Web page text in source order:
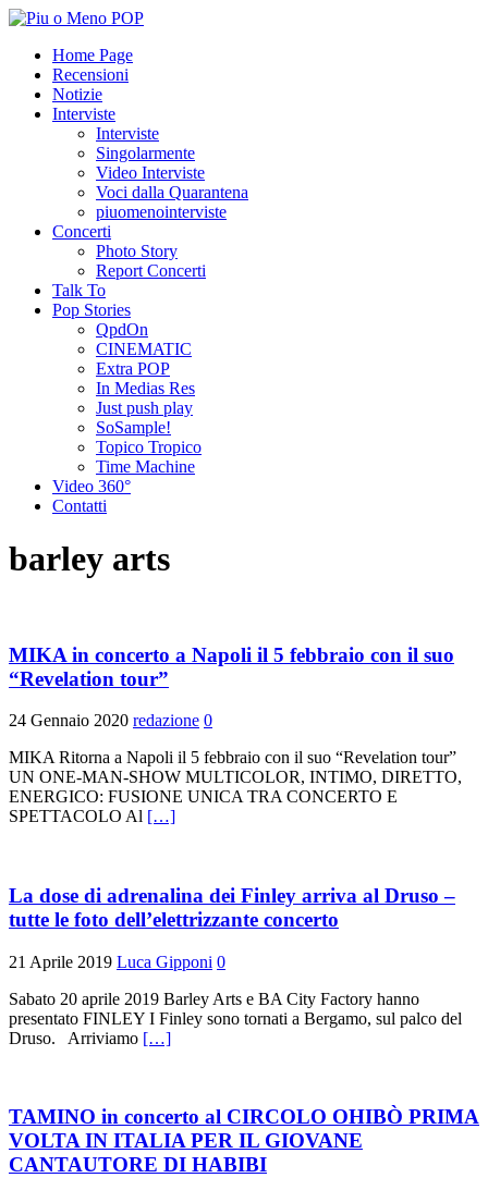
Home Page
Recensioni
Notizie
Interviste
Interviste
Singolarmente
Video Interviste
Voci dalla Quarantena
piuomenointerviste
Concerti
Photo Story
Report Concerti
Talk To
Pop Stories
QpdOn
CINEMATIC
Extra POP
In Medias Res
Just push play
SoSample!
Topico Tropico
Time Machine
Video 360°
Contatti
barley arts
MIKA in concerto a Napoli il 5 febbraio con il suo
“Revelation tour”
24 Gennaio 2020 redazione 0
MIKA Ritorna a Napoli il 5 febbraio con il suo “Revelation tour”
UN ONE-MAN-SHOW MULTICOLOR, INTIMO, DIRETTO,
ENERGICO: FUSIONE UNICA TRA CONCERTO E
SPETTACOLO Al […]
La dose di adrenalina dei Finley arriva al Druso –
tutte le foto dell’elettrizzante concerto
21 Aprile 2019 Luca Gipponi 0
Sabato 20 aprile 2019 Barley Arts e BA City Factory hanno
presentato FINLEY I Finley sono tornati a Bergamo, sul palco del
Druso. Arriviamo […]
TAMINO in concerto al CIRCOLO OHIBÒ PRIMA
VOLTA IN ITALIA PER IL GIOVANE
CANTAUTORE DI HABIBI